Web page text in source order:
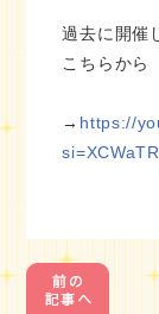
過去に開催
こちらから
→ https://